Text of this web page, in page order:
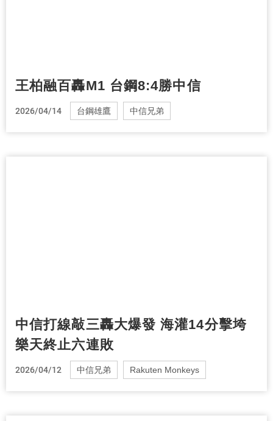
王柏融百轟M1 台鋼8:4勝中信
2026/04/14 台鋼雄鷹 中信兄弟
中信打線敲三轟大爆發 海灌14分擊垮
樂天終止六連敗
2026/04/12 中信兄弟 Rakuten Monkeys